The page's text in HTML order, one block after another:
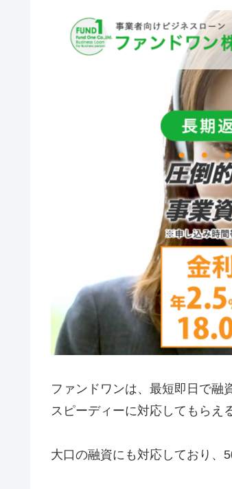
ファンドワンは、最短即日で融
スピーディーに対応してもらえ
大口の融資にも対応しており、